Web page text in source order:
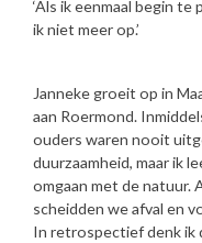
‘Als ik eenmaal begin
ik niet meer op.’
Janneke groeit op in
aan Roermond.
ouders waren nooit
duurzaamheid, maar ik
omgaan met de natuur.
scheidden we afval en
In retrospectief denk ik